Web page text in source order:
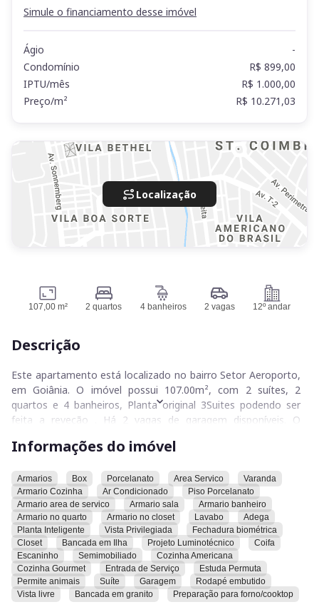
Simule o financiamento desse imóvel
Ágio
-
Condomínio
R$ 899,00
IPTU/mês
R$ 1.000,00
Preço/m²
R$ 10.271,03
Localização
107,00 m² 2 quartos 4 banheiros 2 vagas 12º andar
Descrição
Este apartamento está localizado no bairro Setor Aeroporto,
em Goiânia. O imóvel possui 107.00m², com 2 suítes, 2
quartos e 4 banheiros, Planta original 3Suites podendo ser
feita a reveção . Há 2 vagas de garagem disponíveis. O
serviço, varanda, armário na cozinha, ar condicionado, piso
na sala, armário no banheiro, armário no quarto, armário no
closet, lavabo, adega, planta inteligente, vista, fechadura
biométrica, closet, bancada em ilha, projeto luminotécnico,
coifa, escaninho, é semimobiliado, possui cozinha americana,
cozinha gourmet, entrada de serviço, estuda permuta,
permite animais, suíte, garagem, rodapé embutido, vista livre,
bancada em granito e preparação para forno/cooktop.
O condomínio oferece sauna, quadra poliesportiva, academia,
Informações do imóvel
Armarios Box Porcelanato Area Servico
Varanda
Armario Cozinha
Ar Condicionado
Piso Porcelanato
Armario area de servico
Armario sala
Armario banheiro
Armario no quarto
Armario no closet Lavabo
Adega
Planta Inteligente
Vista Privilegiada
Fechadura biométrica
Closet
Bancada em Ilha Projeto Luminotécnico
Coifa
Escaninho
Semimobiliado
Cozinha Americana
Cozinha Gourmet
Entrada de Serviço
Estuda Permuta
Permite animais
Suíte Garagem
Rodapé embutido
Vista livre
Bancada em granito Preparação para forno/cooktop